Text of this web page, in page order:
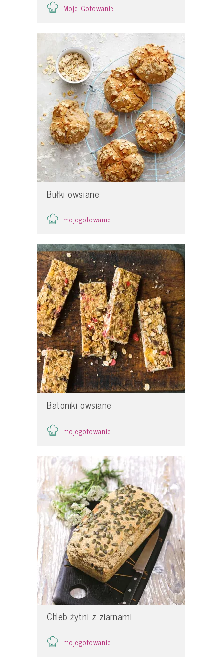
Moje Gotowanie
Bułki owsiane
mojegotowanie
Batoniki owsiane
mojegotowanie
Chleb żytni z ziarnami
mojegotowanie